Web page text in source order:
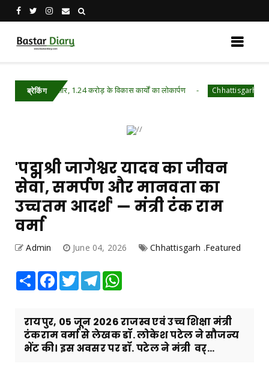
ब्रेकिंग
रफ्तार, 1.24 करोड़ के विकास कार्यों का लोकार्पण Chhattisgarh .Featured
'पद्मश्री जागेश्वर यादव का जीवन
सेवा, समर्पण और मानवता का
उच्चतम आदर्श' — मंत्री टंक राम
वर्मा
Admin June 04, 2026 Chhattisgarh .Featured
Share Facebook
TwitterTelegram
​रायपुर, 05 जून 2026 राजस्व एवं उच्च शिक्षा मंत्री
टंकराम वर्मा से लेखक डॉ. लोकेश पटेल ने सौजन्य
भेंट की। इस अवसर पर डॉ. पटेल ने मंत्री वर्...